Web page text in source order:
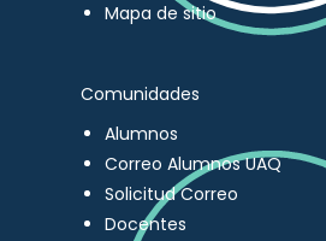
Mapa de sitio
Comunidades
Alumnos
Correo Alumnos UAQ
Solicitud Correo
Docentes